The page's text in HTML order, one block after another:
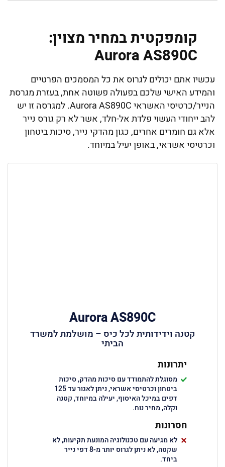
קומפקטית במחיר מצוין:
Aurora AS890C
עכשיו אתם יכולים לגרוס את כל המסמכים הפרטיים
והמידע האישי שלכם בפעולה פשוטה אחת, בעזרת מגרסת
הנייר/כרטיסי האשראי Aurora AS890C. למגרסה זו יש
להב ייחודי העשוי פלדת אל-חלד, אשר לא רק גורס נייר
אלא גם חומרים אחרים, כגון מהדקי נייר, סיכות ביטחון
וכרטיסי אשראי, באופן יעיל במיוחד.
Aurora AS890C
קטנה וידידותית לכל כיס – מושלמת למשרד
הביתי
יתרונות
מסוגלת להתמודד עם סיכות מהדק, סיכות
ביטחון וכרטיסי אשראי, ניתן לאגור עד 125
דפים במיכל האיסוף, יעילה במיוחד, קטנה
וקלה, מחיר נוח.
חסרונות
לא מגיעה עם טכנולוגיה המונעת תקיעות, לא
שקטה, לא ניתן לגרוס יותר מ-8 דפי נייר
ביחד.